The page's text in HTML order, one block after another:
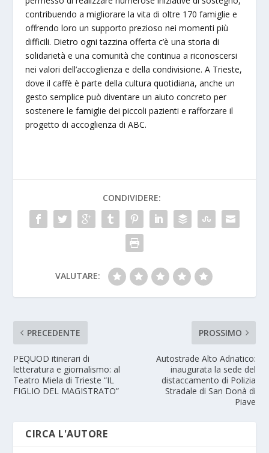
contribuendo a migliorare la vita di oltre 170 famiglie e
offrendo loro un supporto prezioso nei momenti più
difficili. Dietro ogni tazzina offerta c’è una storia di
solidarietà e una comunità che continua a riconoscersi
nei valori dell’accoglienza e della condivisione. A Trieste,
dove il caffè è parte della cultura quotidiana, anche un
gesto semplice può diventare un aiuto concreto per
sostenere le famiglie dei piccoli pazienti e rafforzare il
progetto di accoglienza di ABC.
CONDIVIDERE:
VALUTARE:
PRECEDENTE
PEQUOD itinerari di
letteratura e giornalismo: al
Teatro Miela di Trieste “IL
FIGLIO DEL MAGISTRATO”
PROSSIMO
Autostrade Alto Adriatico:
inaugurata la sede del
distaccamento di Polizia
Stradale di San Donà di
Piave
CIRCA L'AUTORE